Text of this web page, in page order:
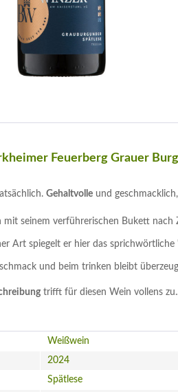
Feuerberg Grauer
Gehaltvolle und geschmacklich,
mit seinem verführerischen Bukett
Art spiegelt er hier das sprichwörtliche
und beim trinken bleibt
trifft für diesen Wein vollens
Weißwein
2024
Spätlese